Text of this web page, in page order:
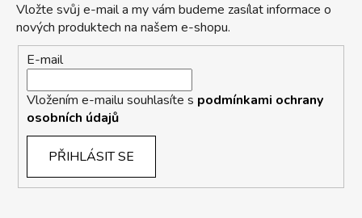
Vložte svůj e-mail a my vám budeme zasílat informace o
nových produktech na našem e-shopu.
E-mail
Vložením e-mailu souhlasíte s podmínkami ochrany
osobních údajů
PŘIHLÁSIT SE